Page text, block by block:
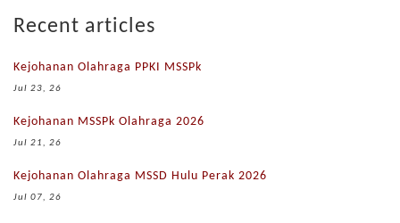
Recent articles
Kejohanan Olahraga PPKI MSSPk
Jul 23, 26
Kejohanan MSSPk Olahraga 2026
Jul 21, 26
Kejohanan Olahraga MSSD Hulu Perak 2026
Jul 07, 26